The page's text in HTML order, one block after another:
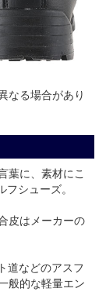
なる場合があり
葉に、素材にこ
シューズ。
皮はメーカーの
道などのアスフ
般的な軽量エン